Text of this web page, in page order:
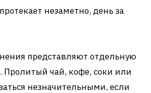
незаметно, день за
представляют отдельную
Пролитый чай, кофе, соки или
незначительными, если